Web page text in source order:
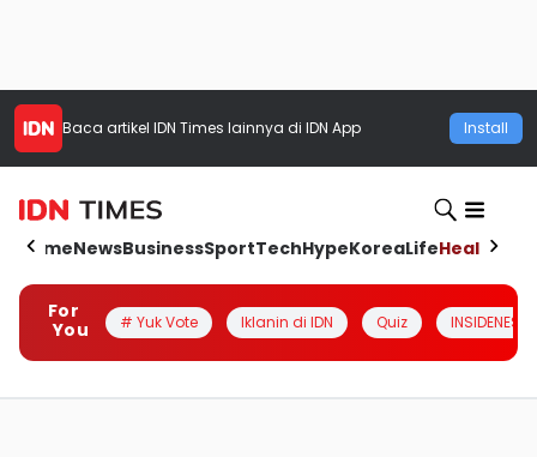
Baca artikel IDN Times lainnya di IDN App Install
HomeNewsBusinessSportTechHypeKoreaLifeHealth
For
You
# Yuk Vote Iklanin di IDN Quiz INSIDENESIA